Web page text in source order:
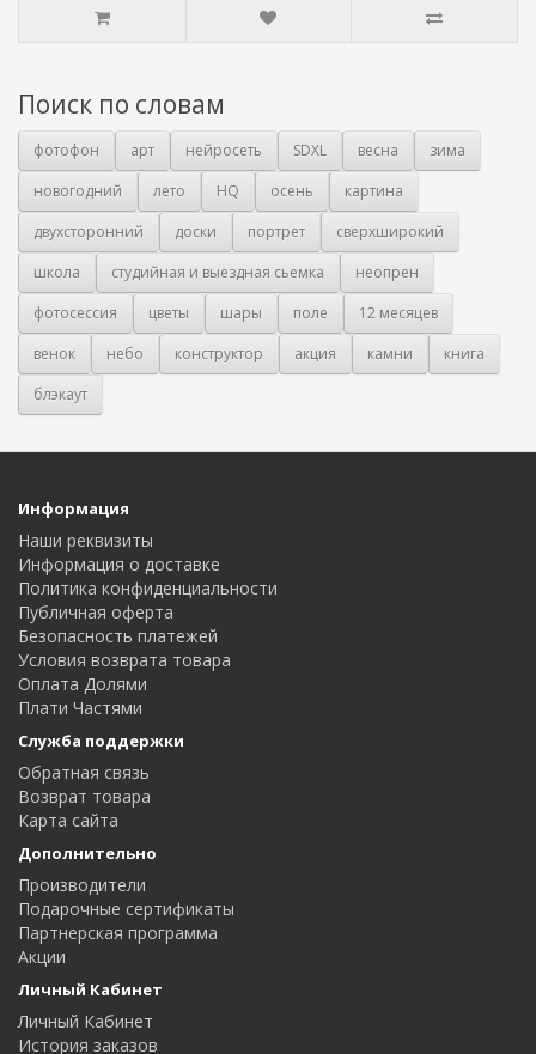
Поиск по словам
фотофон арт нейросеть SDXL весна
зима
новогодний
лето HQ осень
картина
двухсторонний
доски портрет
сверхширокий
школа
студийная и выездная сьемка
неопрен
фотосессия
цветы шары поле
12 месяцев
венок
небо конструктор акция камни
книга
блэкаут
Информация
Наши реквизиты
Информация о доставке
Политика конфиденциальности
Публичная оферта
Безопасность платежей
Условия возврата товара
Оплата Долями
Плати Частями
Служба поддержки
Обратная связь
Возврат товара
Карта сайта
Дополнительно
Производители
Подарочные сертификаты
Партнерская программа
Акции
Личный Кабинет
Личный Кабинет
История заказов